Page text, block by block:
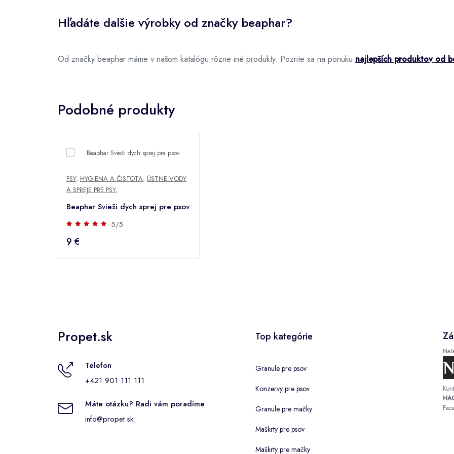
Hľadáte dalšie výrobky od značky beaphar?
Od značky beaphar máme v našom katalógu rôzne iné produkty. Pozrite sa na ponuku najlepších produktov od
Podobné produkty
PSY, HYGIENA A ČISTOTA, ÚSTNE VODY
A SPREJE PRE PSY,
Beaphar Svieži dych sprej pre psov
5/5
9 €
Propet.sk
Telefon
+421 901 111 111
Máte otázku? Radi vám poradíme
info@propet.sk
Top kategórie
Granule pre psov
Konzervy pre psov
Granule pre mačky
Maškrty pre psov
Maškrty pre mačky